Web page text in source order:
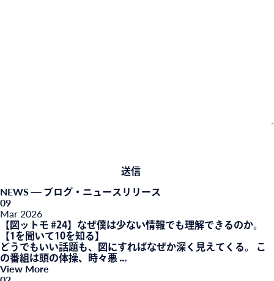
NEWS— ブログ・ニュースリリース
09
Mar2026
【図ットモ #24】なぜ僕は少ない情報でも理解できるのか。
【1を聞いて10を知る】
どうでもいい話題も、図にすればなぜか深く見えてくる。 こ
の番組は頭の体操、時々悪 ...
View More